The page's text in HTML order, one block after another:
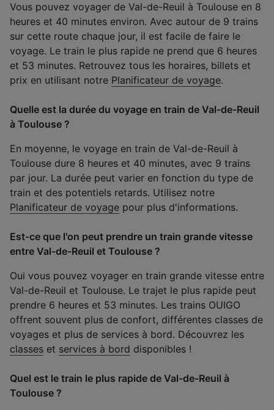
Vous pouvez voyager de Val-de-Reuil à Toulouse en 8
heures et 40 minutes environ. Avec autour de 9 trains
sur cette route chaque jour, il est facile de faire le
voyage. Le train le plus rapide ne prend que 6 heures
et 53 minutes. Retrouvez tous les horaires, billets et
prix en utilisant notre Planificateur de voyage.
Quelle est la durée du voyage en train de Val-de-Reuil
à Toulouse ?
En moyenne, le voyage en train de Val-de-Reuil à
Toulouse dure 8 heures et 40 minutes, avec 9 trains
par jour. La durée peut varier en fonction du type de
train et des potentiels retards. Utilisez notre
Planificateur de voyage pour plus d'informations.
Est-ce que l'on peut prendre un train grande vitesse
entre Val-de-Reuil et Toulouse ?
Oui vous pouvez voyager en train grande vitesse entre
Val-de-Reuil et Toulouse. Le trajet le plus rapide peut
prendre 6 heures et 53 minutes. Les trains OUIGO
offrent souvent plus de confort, différentes classes de
voyages et plus de services à bord. Découvrez les
classes et services à bord disponibles !
Quel est le train le plus rapide de Val-de-Reuil à
Toulouse ?